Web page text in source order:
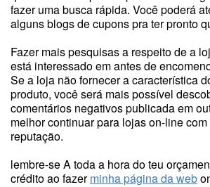
fazer uma busca rápida. Você poderá
alguns blogs de cupons pra ter pronto
Fazer mais pesquisas a respeito de a
está interessado em antes de
Se a loja não fornecer a característica
produto, você será mais possível
comentários negativos publicada em
melhor continuar para lojas on-line
reputação.
lembre-se A toda a hora do teu
crédito ao fazerminha página da web